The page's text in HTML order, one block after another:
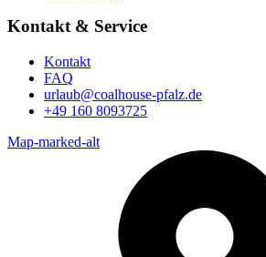
Kontakt & Service
Kontakt
FAQ
urlaub@coalhouse-pfalz.de
+49 160 8093725
Map-marked-alt